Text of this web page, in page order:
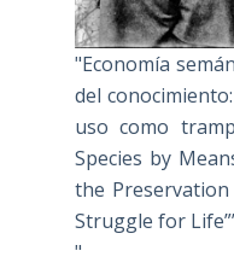
"Economía
del
uso como
Species by
the
Struggle for
"